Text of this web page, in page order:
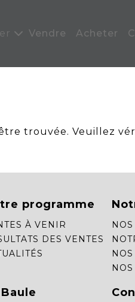
Vendre Acheter
trouvée. Veuillez
programme
À VENIR
DES VENTES